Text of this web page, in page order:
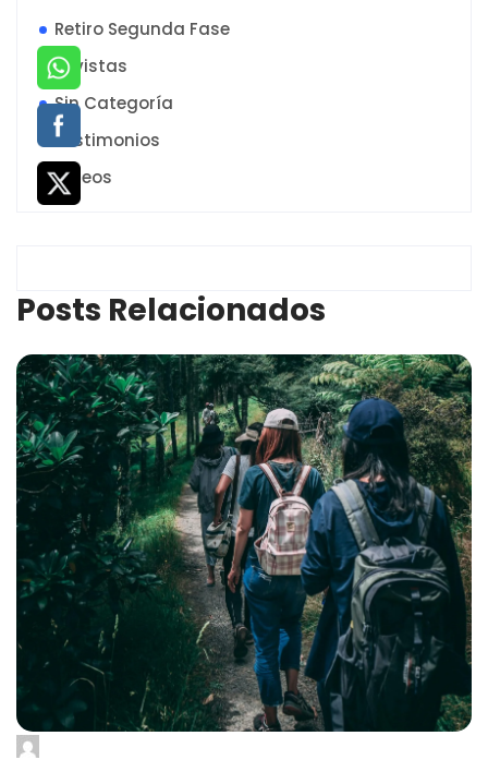
Retiro Segunda Fase
Revistas
Sin Categoría
Testimonios
Videos
Posts Relacionados